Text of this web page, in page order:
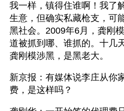
我一样，镇得住谁啊！我了
生意，但确实私藏枪支，可
黑社会。2009年6月，龚刚
道被抓到哪、谁抓的。十几
龚刚模涉黑，是黑老大。
新京报：有媒体说李庄从你
费，是这样吗？